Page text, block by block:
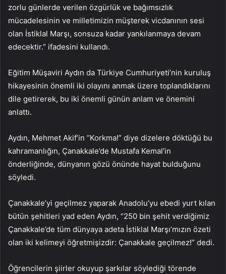
zorlu günlerde verilen özgürlük ve bağımsızlık
mücadelesinin ve milletimizin müşterek vicdanının sesi
olan İstiklal Marşı, sonsuza kadar yankılanmaya devam
edecektir.” ifadesini kullandı.
Eğitim Müşaviri Aydın da Türkiye Cumhuriyeti’nin kuruluş
hikayesinin önemli iki olayını anmak üzere toplandıklarını
dile getirerek, bu iki önemli günün anlam ve önemini
anlattı.
Aydın, Mehmet Akif’in “Korkma!” diye dizelere döktüğü bu
kahramanlığın, Çanakkale’de Mustafa Kemal’in
önderliğinde, dünyanın gözü önünde hayat bulduğunu
söyledi.
Çanakkale’yi geçilmez yaparak Anadolu’yu ebedi yurt kılan
bütün şehitleri yad eden Aydın, “250 bin şehit verdiğimiz
Çanakkale’de tüm dünyaya adeta İstiklal Marşı’mızın özeti
olan iki kelimeyi öğretmişizdir: Çanakkale geçilmez!” dedi.
Öğrencilerin şiirler okuyup şarkılar söylediği törende